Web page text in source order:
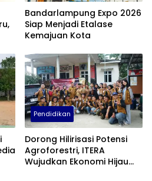
Bandarlampung Expo 2026
Siap Menjadi Etalase
Kemajuan Kota
Pendidikan
Dorong Hilirisasi Potensi
Agroforestri, ITERA
Wujudkan Ekonomi Hijau